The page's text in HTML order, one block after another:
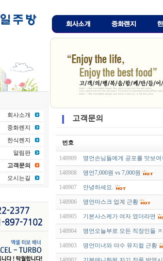
회사소개
중화렌지
한식렌지
알림판
고객문의
오시는길
고객문의
번호
148909 명언손님들에게 공포를 맛보
148908 명언7,000원 vs 7,000원
148907 안녕하세요.
148906 명언마스크 업계 근황
148905 기본사스케가 여자 였더라면
148904 명언오늘부로 모든 직장인들
148903 명언미녀와 야수 뮤지컬 근황